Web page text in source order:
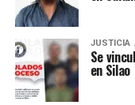
JUSTICIA
Se
en Silao